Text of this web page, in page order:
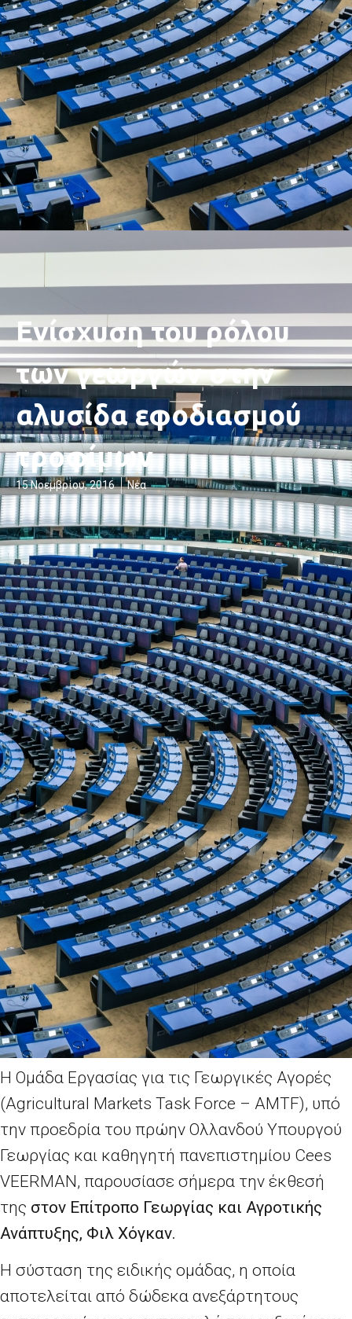
Ενίσχυση του ρόλου
των γεωργών στην
αλυσίδα εφοδιασμού
τροφίμων
15 Νοεμβρίου, 2016 Νέα
Η Ομάδα Εργασίας για τις Γεωργικές Αγορές
(Agricultural Markets Task Force – AMTF), υπό
την προεδρία του πρώην Ολλανδού Υπουργού
Γεωργίας και καθηγητή πανεπιστημίου Cees
VEERMAN, παρουσίασε σήμερα την έκθεσή
της στον Επίτροπο Γεωργίας και Αγροτικής
Ανάπτυξης, Φιλ Χόγκαν.
Η σύσταση της ειδικής ομάδας, η οποία
αποτελείται από δώδεκα ανεξάρτητους